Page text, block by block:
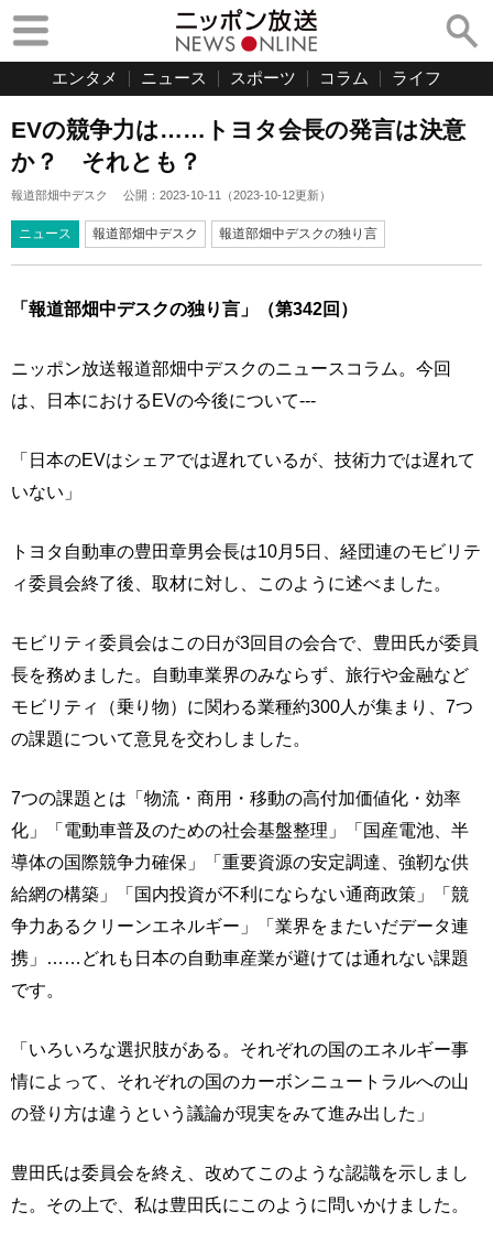
エンタメ ニュース スポーツ コラム ライフ
EVの競争力は……トヨタ会長の発言は決意
か？ それとも？
報道部畑中デスク 公開： 2023-10-11 （2023-10-12更新）
ニュース 報道部畑中デスク 報道部畑中デスクの独り言
「報道部畑中デスクの独り言」（第342回）
ニッポン放送報道部畑中デスクのニュースコラム。今回
は、日本におけるEVの今後について---
「日本のEVはシェアでは遅れているが、技術力では遅れて
いない」
トヨタ自動車の豊田章男会長は10月5日、経団連のモビリテ
ィ委員会終了後、取材に対し、このように述べました。
モビリティ委員会はこの日が3回目の会合で、豊田氏が委員
長を務めました。自動車業界のみならず、旅行や金融など
モビリティ（乗り物）に関わる業種約300人が集まり、7つ
の課題について意見を交わしました。
7つの課題とは「物流・商用・移動の高付加価値化・効率
化」「電動車普及のための社会基盤整理」「国産電池、半
導体の国際競争力確保」「重要資源の安定調達、強靭な供
給網の構築」「国内投資が不利にならない通商政策」「競
争力あるクリーンエネルギー」「業界をまたいだデータ連
携」……どれも日本の自動車産業が避けては通れない課題
です。
「いろいろな選択肢がある。それぞれの国のエネルギー事
情によって、それぞれの国のカーボンニュートラルへの山
の登り方は違うという議論が現実をみて進み出した」
豊田氏は委員会を終え、改めてこのような認識を示しまし
た。その上で、私は豊田氏にこのように問いかけました。